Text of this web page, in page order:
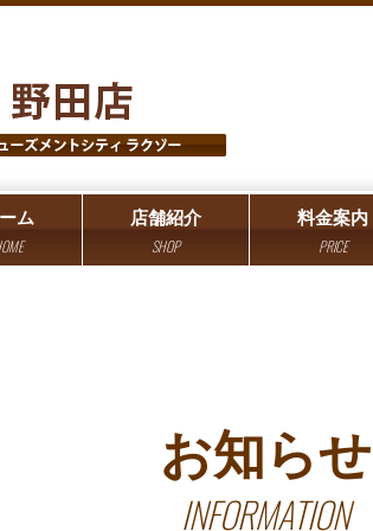
ム 店舗紹介
SHOP
料金案内
PRICE
お知らせ
INFORMATION